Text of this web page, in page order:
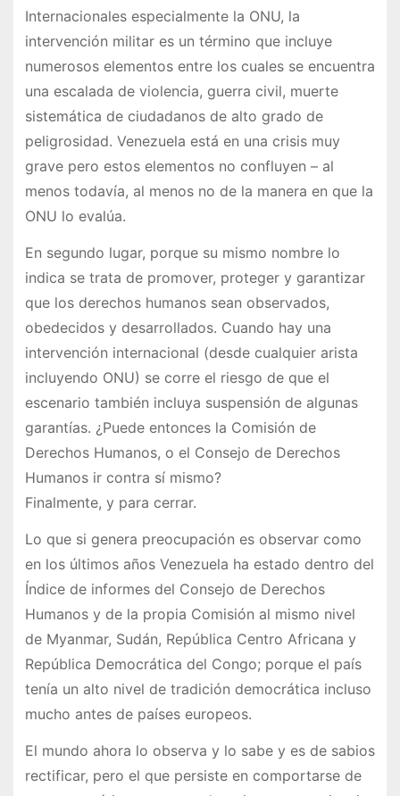
Internacionales especialmente la ONU, la
intervención militar es un término que incluye
numerosos elementos entre los cuales se encuentra
una escalada de violencia, guerra civil, muerte
sistemática de ciudadanos de alto grado de
peligrosidad. Venezuela está en una crisis muy
grave pero estos elementos no confluyen – al
menos todavía, al menos no de la manera en que la
ONU lo evalúa.
En segundo lugar, porque su mismo nombre lo
indica se trata de promover, proteger y garantizar
que los derechos humanos sean observados,
obedecidos y desarrollados. Cuando hay una
intervención internacional (desde cualquier arista
incluyendo ONU) se corre el riesgo de que el
escenario también incluya suspensión de algunas
garantías. ¿Puede entonces la Comisión de
Derechos Humanos, o el Consejo de Derechos
Humanos ir contra sí mismo?
Finalmente, y para cerrar.
Lo que si genera preocupación es observar como
en los últimos años Venezuela ha estado dentro del
Índice de informes del Consejo de Derechos
Humanos y de la propia Comisión al mismo nivel
de Myanmar, Sudán, República Centro Africana y
República Democrática del Congo; porque el país
tenía un alto nivel de tradición democrática incluso
mucho antes de países europeos.
El mundo ahora lo observa y lo sabe y es de sabios
rectificar, pero el que persiste en comportarse de